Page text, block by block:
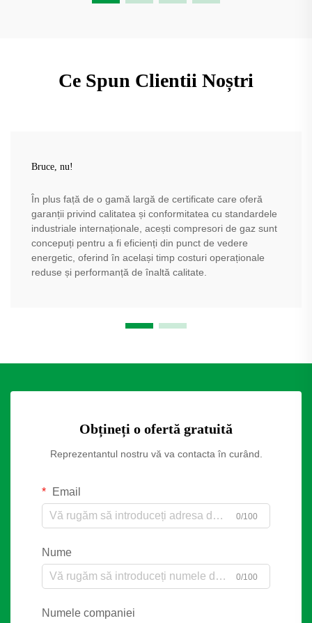
Ce Spun Clientii Noștri
Bruce, nu!
În plus față de o gamă largă de certificate care oferă
garanții privind calitatea și conformitatea cu standardele
industriale internaționale, acești compresori de gaz sunt
concepuți pentru a fi eficienți din punct de vedere
energetic, oferind în același timp costuri operaționale
reduse și performanță de înaltă calitate.
Obțineți o ofertă gratuită
Reprezentantul nostru vă va contacta în curând.
Email
0/100
Nume
0/100
Numele companiei